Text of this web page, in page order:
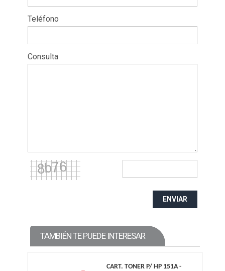
Teléfono
Consulta
ENVIAR
TAMBIÉN TE PUEDE INTERESAR
CART. TONER P/ HP 151A -